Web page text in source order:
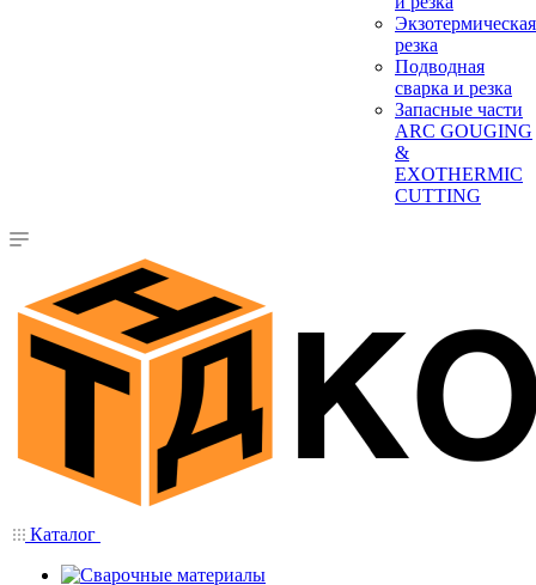
Экзотермическая
резка
Подводная
сварка и резка
Запасные части
ARC GOUGING
&
EXOTHERMIC
CUTTING
Каталог